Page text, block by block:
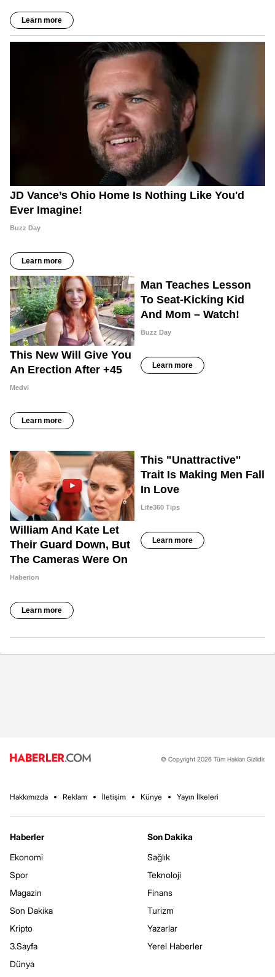
© Copyright 2026 Tüm Hakları Gizlidir.
Hakkımızda Reklam İletişim Künye Yayın İlkeleri
Haberler
Ekonomi
Spor
Magazin
Son Dakika
Kripto
3.Sayfa
Dünya
Son Dakika
Sağlık
Teknoloji
Finans
Turizm
Yazarlar
Yerel Haberler